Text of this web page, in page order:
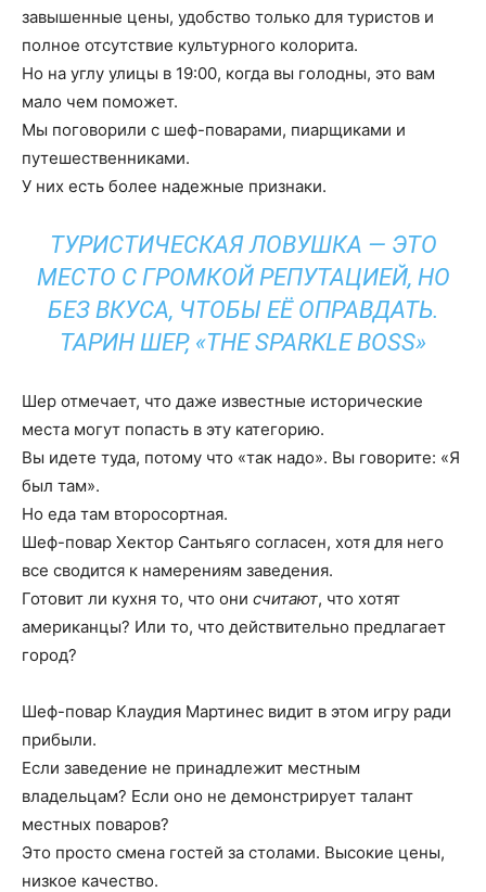
завышенные цены, удобство только для туристов и
полное отсутствие культурного колорита.
Но на углу улицы в 19:00, когда вы голодны, это вам
мало чем поможет.
Мы поговорили с шеф-поварами, пиарщиками и
путешественниками.
У них есть более надежные признаки.
ТУРИСТИЧЕСКАЯ ЛОВУШКА — ЭТО
МЕСТО С ГРОМКОЙ РЕПУТАЦИЕЙ, НО
БЕЗ ВКУСА, ЧТОБЫ ЕЁ ОПРАВДАТЬ.
ТАРИН ШЕР, «THE SPARKLE BOSS»
Шер отмечает, что даже известные исторические
места могут попасть в эту категорию.
Вы идете туда, потому что «так надо». Вы говорите: «Я
был там».
Но еда там второсортная.
Шеф-повар Хектор Сантьяго согласен, хотя для него
все сводится к намерениям заведения.
Готовит ли кухня то, что они считают, что хотят
американцы? Или то, что действительно предлагает
город?
Шеф-повар Клаудия Мартинес видит в этом игру ради
прибыли.
Если заведение не принадлежит местным
владельцам? Если оно не демонстрирует талант
местных поваров?
Это просто смена гостей за столами. Высокие цены,
низкое качество.